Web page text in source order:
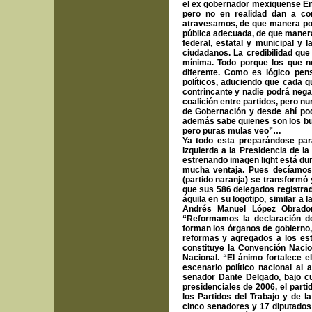
el ex gobernador mexiquense
pero no en realidad dan a
atravesamos, de que manera
pública adecuada, de que
federal, estatal y municipal y
ciudadanos. La credibilidad
mínima. Todo porque los que
diferente. Como es lógico
políticos, aduciendo que cada
contrincante y nadie podrá
coalición entre partidos, pero
de Gobernación y desde ahí
además sabe quienes son los
pero puras mulas veo”…
Ya todo esta preparándose
izquierda a la Presidencia de
estrenando imagen light está
mucha ventaja. Pues
(partido naranja) se transformó
que sus 586 delegados
águila en su logotipo, similar a
Andrés Manuel López
“Reformamos la declaración
forman los órganos de
reformas y agregados a los
constituye la Convención
Nacional. “El ánimo fortalece
escenario político nacional al
senador Dante Delgado, bajo
presidenciales de 2006, el
los Partidos del Trabajo y de
cinco senadores y 17